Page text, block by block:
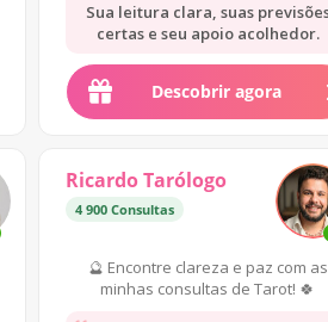
Sua leitura clara, suas
certas e seu apoio acolhedor.
Descobrir agora
Ricardo Tarólogo
4 900 Consultas
🔮 Encontre clareza e paz com as
minhas consultas de Tarot! 🍀